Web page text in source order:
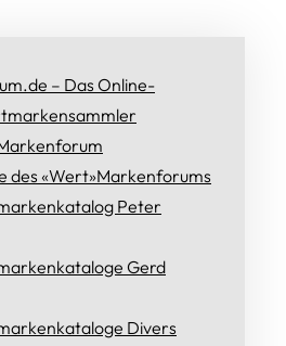
– Das Online-
des «Wert»Markenforums
Peter
Gerd
Divers